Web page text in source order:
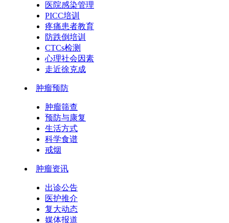
医院感染管理
PICC培训
疼痛患者教育
防跌倒培训
CTCs检测
心理社会因素
走近徐克成
肿瘤预防
肿瘤筛查
预防与康复
生活方式
科学食谱
戒烟
肿瘤资讯
出诊公告
医护推介
复大动态
媒体报道